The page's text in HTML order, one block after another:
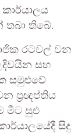
තිබේ.
රටවල් වන
සහ
සමුළුවේ
ප්‍රඥප්තිය
මීට සුළු
සිදු